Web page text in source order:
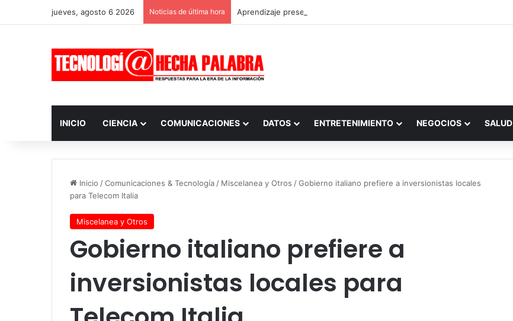
jueves, agosto 6 2026 Noticias de última hora Aprendizaje presencial vs. por internet
INICIO CIENCIA COMUNICACIONES DATOS ENTRETENIMIENTO NEGOCIOS SALUD
Inicio /Comunicaciones & Tecnología / Miscelanea y Otros /Gobierno italiano prefiere a inversionistas locales
para Telecom Italia
Miscelanea y Otros
Gobierno italiano prefiere a
inversionistas locales para